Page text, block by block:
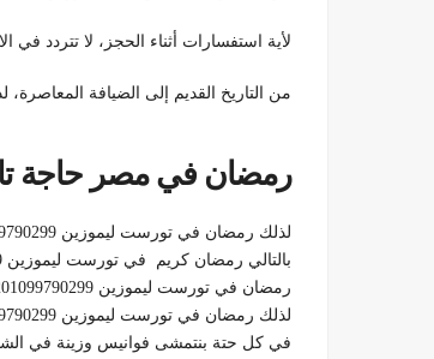
لأية استفسارات أثناء الحجز، لا تتردد في الاتصال بنا
من التاريخ القديم إلى الضيافة
رمضان في مصر حاجة تانية مع
لذلك رمضان في تورست ليموزين 0201099790299 حاجة ثانية والسر في التفاصيل
بالتالي رمضان كريم في تورست ليموزين 0201099790299 غير الدنيا طعمه بطعم النيل
رمضان في تورست ليموزين 0201099790299 حاجة ثانية والسر في التفاصيل
لذلك رمضان في تورست ليموزين 0201099790299 غير الدنيا طعمه بطعم النيل
في كل حتة بنتمشى فوانيس وزينة في